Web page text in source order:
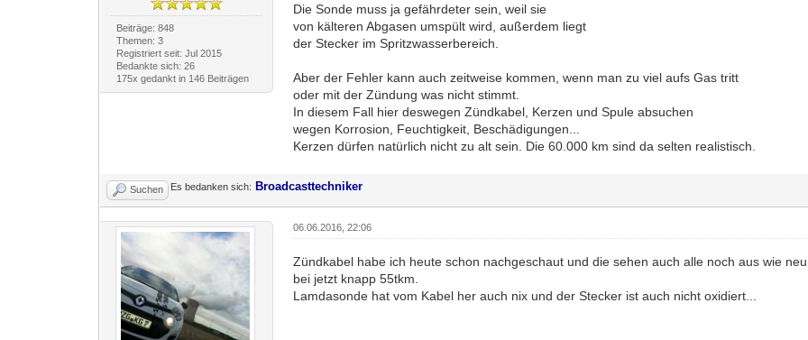
Beiträge: 848
Themen: 3
Registriert seit: Jul 2015
Bedankte sich: 26
175x gedankt in 146 Beiträgen
Die Sonde muss ja gefährdeter sein, weil sie
von kälteren Abgasen umspült wird, außerdem liegt
der Stecker im Spritzwasserbereich.
Aber der Fehler kann auch zeitweise kommen, wenn man zu viel aufs Gas tritt
oder mit der Zündung was nicht stimmt.
In diesem Fall hier deswegen Zündkabel, Kerzen und Spule absuchen
wegen Korrosion, Feuchtigkeit, Beschädigungen...
Kerzen dürfen natürlich nicht zu alt sein. Die 60.000 km sind da selten realistisch.
Suchen Es bedanken sich: Broadcasttechniker
06.06.2016, 22:06
Zündkabel habe ich heute schon nachgeschaut und die sehen auch alle noch aus wie
bei jetzt knapp 55tkm.
Lamdasonde hat vom Kabel her auch nix und der Stecker ist auch nicht oxidiert...